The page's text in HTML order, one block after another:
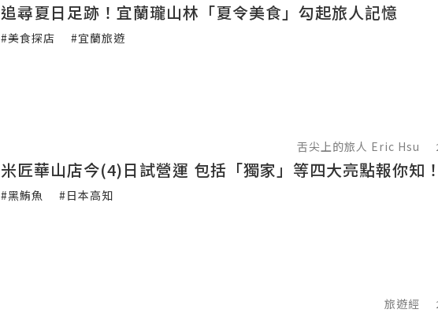
追尋夏日足跡！宜蘭瓏山林「夏令美食」勾起旅人記憶
#美食探店 #宜蘭旅遊
舌尖上的旅人 Eric Hsu
米匠華山店今(4)日試營運 包括「獨家」等四大亮點報你知！
#黑鮪魚 #日本高知
旅遊經